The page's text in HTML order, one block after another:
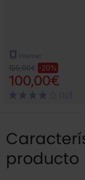
Internet
125,00€ -20%
100,00€
producto